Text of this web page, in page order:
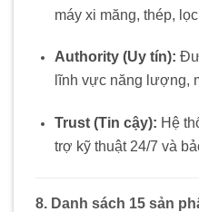
máy xi măng, thép,
Authority (Uy tín):
lĩnh vực năng lượng,
Trust (Tin cậy): Hệ
trợ kỹ thuật 24/7 và
8. Danh sách 15 sản